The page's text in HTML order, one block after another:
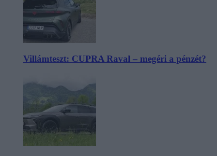
Villámteszt: CUPRA Raval – megéri a pénzét?